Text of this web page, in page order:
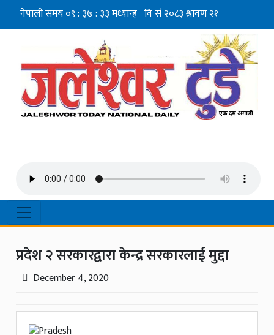
प्रदेश २ सरकारद्वारा केन्द्र सरकारलाई मुद्दा
December 4, 2020